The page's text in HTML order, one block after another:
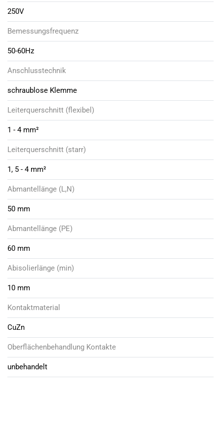
250V
Bemessungsfrequenz
50-60Hz
Anschlusstechnik
schraublose Klemme
Leiterquerschnitt (flexibel)
1 - 4 mm²
Leiterquerschnitt (starr)
1, 5 - 4 mm²
Abmantellänge (L,N)
50 mm
Abmantellänge (PE)
60 mm
Abisolierlänge (min)
10 mm
Kontaktmaterial
CuZn
Oberflächenbehandlung Kontakte
unbehandelt